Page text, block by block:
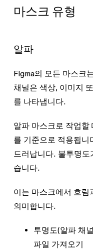
마스크 유형
알파
Figma의 모든 마스크
채널은 색상, 이미지
를 나타냅니다.
알파 마스크로 작업할
를 기준으로 적용됩니
드러납니다. 불투명
습니다.
이는 마스크에서 흐림
의미합니다.
투명도(알파 채
파일 가져오기